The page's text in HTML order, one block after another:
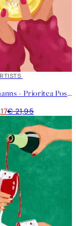
Raissa Oltmanns - Prioritea Poster
€ 21,95